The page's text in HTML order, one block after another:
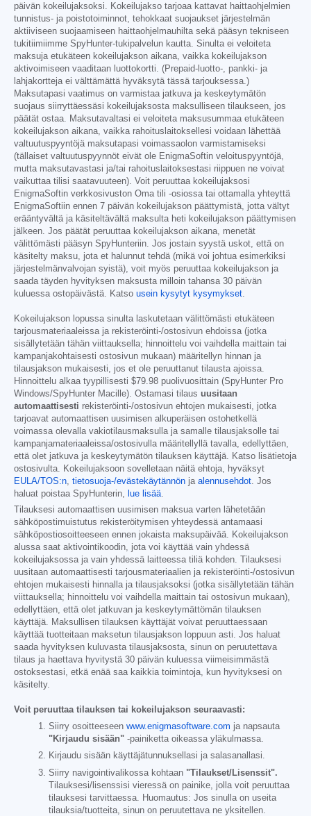
päivän kokeilujaksoksi. Kokeilujakso tarjoaa kattavat haittaohjelmien
tunnistus- ja poistotoiminnot, tehokkaat suojaukset järjestelmän
aktiiviseen suojaamiseen haittaohjelmauhilta sekä pääsyn tekniseen
tukitiimiimme SpyHunter-tukipalvelun kautta. Sinulta ei veloiteta
maksuja etukäteen kokeilujakson aikana, vaikka kokeilujakson
aktivoimiseen vaaditaan luottokortti. (Prepaid-luotto-, pankki- ja
lahjakortteja ei välttämättä hyväksytä tässä tarjouksessa.)
Maksutapasi vaatimus on varmistaa jatkuva ja keskeytymätön
suojaus siirryttäessäsi kokeilujaksosta maksulliseen tilaukseen, jos
päätät ostaa. Maksutavaltasi ei veloiteta maksusummaa etukäteen
kokeilujakson aikana, vaikka rahoituslaitoksellesi voidaan lähettää
valtuutuspyyntöjä maksutapasi voimassaolon varmistamiseksi
(tällaiset valtuutuspyynnöt eivät ole EnigmaSoftin veloituspyyntöjä,
mutta maksutavastasi ja/tai rahoituslaitoksestasi riippuen ne voivat
vaikuttaa tilisi saatavuuteen). Voit peruuttaa kokeilujaksosi
EnigmaSoftin verkkosivuston Oma tili -osiossa tai ottamalla yhteyttä
EnigmaSoftiin ennen 7 päivän kokeilujakson päättymistä, jotta vältyt
erääntyvältä ja käsiteltävältä maksulta heti kokeilujakson päättymisen
jälkeen. Jos päätät peruuttaa kokeilujakson aikana, menetät
välittömästi pääsyn SpyHunteriin. Jos jostain syystä uskot, että on
käsitelty maksu, jota et halunnut tehdä (mikä voi johtua esimerkiksi
järjestelmänvalvojan syistä), voit myös peruuttaa kokeilujakson ja
saada täyden hyvityksen maksusta milloin tahansa 30 päivän
kuluessa ostopäivästä. Katso usein kysytyt kysymykset.
Kokeilujakson lopussa sinulta laskutetaan välittömästi etukäteen
tarjousmateriaaleissa ja rekisteröinti-/ostosivun ehdoissa (jotka
sisällytetään tähän viittauksella; hinnoittelu voi vaihdella maittain tai
kampanjakohtaisesti ostosivun mukaan) määritellyn hinnan ja
tilausjakson mukaisesti, jos et ole peruuttanut tilausta ajoissa.
Hinnoittelu alkaa tyypillisesti $79.98 puolivuosittain (SpyHunter Pro
Windows/SpyHunter Macille). Ostamasi tilaus uusitaan
automaattisesti rekisteröinti-/ostosivun ehtojen mukaisesti, jotka
tarjoavat automaattisen uusimisen alkuperäisen ostohetkellä
voimassa olevalla vakiotilausmaksulla ja samalle tilausjaksolle tai
kampanjamateriaaleissa/ostosivulla määritellyllä tavalla, edellyttäen,
että olet jatkuva ja keskeytymätön tilauksen käyttäjä. Katso lisätietoja
ostosivulta. Kokeilujaksoon sovelletaan näitä ehtoja, hyväksyt
EULA/TOS:n, tietosuoja-/evästekäytännön ja alennusehdot. Jos
haluat poistaa SpyHunterin, lue lisää.
Tilauksesi automaattisen uusimisen maksua varten lähetetään
sähköpostimuistutus rekisteröitymisen yhteydessä antamaasi
sähköpostiosoitteeseen ennen jokaista maksupäivää. Kokeilujakson
alussa saat aktivointikoodin, jota voi käyttää vain yhdessä
kokeilujaksossa ja vain yhdessä laitteessa tiliä kohden. Tilauksesi
uusitaan automaattisesti tarjousmateriaalien ja rekisteröinti-/ostosivun
ehtojen mukaisesti hinnalla ja tilausjaksoksi (jotka sisällytetään tähän
viittauksella; hinnoittelu voi vaihdella maittain tai ostosivun mukaan),
edellyttäen, että olet jatkuvan ja keskeytymättömän tilauksen
käyttäjä. Maksullisen tilauksen käyttäjät voivat peruuttaessaan
käyttää tuotteitaan maksetun tilausjakson loppuun asti. Jos haluat
saada hyvityksen kuluvasta tilausjaksosta, sinun on peruutettava
tilaus ja haettava hyvitystä 30 päivän kuluessa viimeisimmästä
ostoksestasi, etkä enää saa kaikkia toimintoja, kun hyvityksesi on
käsitelty.
Voit peruuttaa tilauksen tai kokeilujakson seuraavasti:
Siirry osoitteeseen www.enigmasoftware.com ja napsauta
"Kirjaudu sisään" -painiketta oikeassa yläkulmassa.
Kirjaudu sisään käyttäjätunnuksellasi ja salasanallasi.
Siirry navigointivalikossa kohtaan "Tilaukset/Lisenssit".
Tilauksesi/lisenssisi vieressä on painike, jolla voit peruuttaa
tilauksesi tarvittaessa. Huomautus: Jos sinulla on useita
tilauksia/tuotteita, sinun on peruutettava ne yksitellen.